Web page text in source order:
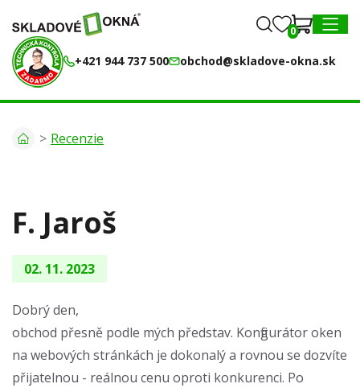
0
+421 944 737 500 obchod@skladove-okna.sk
0
Recenzie
F. Jaroš
02. 11. 2023
Dobrý den,
obchod přesně podle mých představ. Konfigurátor oken
na webových stránkách je dokonalý a rovnou se dozvíte
přijatelnou - reálnou cenu oproti konkurenci. Po